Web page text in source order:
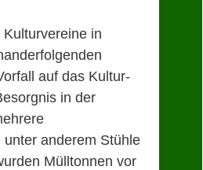
in
auf das Kultur-
in der
anderem Stühle
Mülltonnen vor